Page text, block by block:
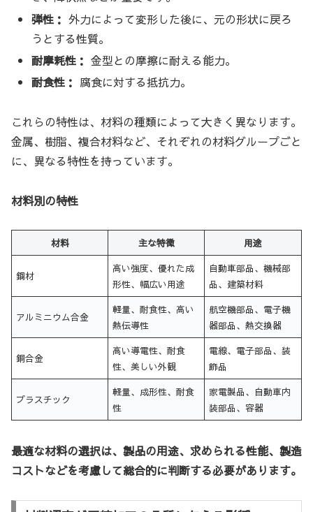
弾性： 外力によって変形した後に、元の形状に戻ろ
うとする性質。
耐摩耗性： 金型との摩擦に耐える能力。
耐食性： 腐食に対する抵抗力。
これらの特性は、材料の種類によって大きく異なります。
金属、樹脂、複合材料など、それぞれの材料グループごと
に、異なる特性を持っています。
材料別の特性
材料 主な特徴 用途
鋼材
高い強度、優れた成
形性、幅広い用途
自動車部品、機械部
品、建築材料
アルミニウム合金
軽量、耐食性、高い
熱伝導性
航空機部品、電子機
器部品、熱交換器
銅合金
高い導電性、耐食
性、美しい外観
電線、電子部品、装
飾品
プラスチック
軽量、成形性、耐食
性
家電製品、自動車内
装部品、容器
最適な材料の選択は、製品の用途、求められる性能、製造
コストなどを考慮して総合的に判断する必要があります。